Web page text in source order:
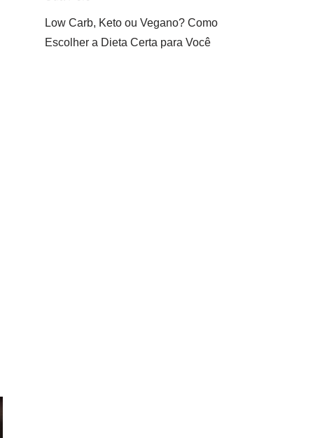
Low Carb, Keto ou Vegano? Como
Escolher a Dieta Certa para Você